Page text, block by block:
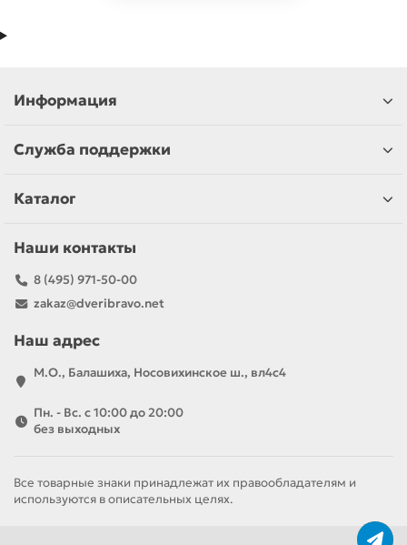
Информация
Служба поддержки
Каталог
Наши контакты
8 (495) 971-50-00
zakaz@dveribravo.net
Наш адрес
М.О., Балашиха, Носовихинское ш., вл4с4
Пн. - Вс. с 10:00 до 20:00
без выходных
Все товарные знаки принадлежат их правообладателям и
используются в описательных целях.